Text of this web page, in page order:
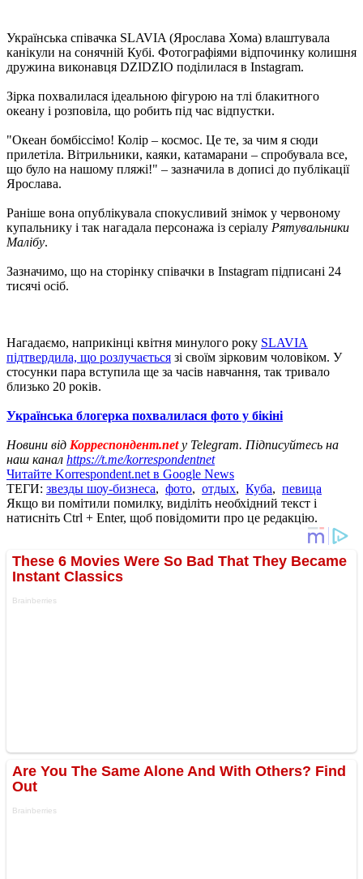
Українська співачка SLAVIA (Ярослава Хома) влаштувала
канікули на сонячній Кубі. Фотографіями відпочинку колишня
дружина виконавця DZIDZIO поділилася в Instagram.
Зірка похвалилася ідеальною фігурою на тлі блакитного
океану і розповіла, що робить під час відпустки.
"Океан бомбіссімо! Колір – космос. Це те, за чим я сюди
прилетіла. Вітрильники, каяки, катамарани – спробувала все,
що було на нашому пляжі!" – зазначила в дописі до публікації
Ярослава.
Раніше вона опублікувала спокусливий знімок у червоному
купальнику і так нагадала персонажа із серіалу Рятувальники
Малібу.
Зазначимо, що на сторінку співачки в Instagram підписані 24
тисячі осіб.
Нагадаємо, наприкінці квітня минулого року SLAVIA
підтвердила, що розлучається зі своїм зірковим чоловіком. У
стосунки пара вступила ще за часів навчання, так тривало
близько 20 років.
Українська блогерка похвалилася фото у бікіні
Новини від Корреспондент.netу Telegram. Підписуйтесь на
наш канал https://t.me/korrespondentnet
Читайте Korrespondent.net в Google News
ТЕГИ: звезды шоу-бизнеса, фото, отдых, Куба, певица
Якщо ви помітили помилку, виділіть необхідний текст і
натисніть Ctrl + Enter, щоб повідомити про це редакцію.